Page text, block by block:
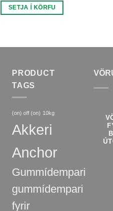
SETJA Í KÖRFU
PRODUCT
TAGS
(on) off (on) 10kg
Akkeri
Anchor
Gummídempari
gummídempari
fyrir